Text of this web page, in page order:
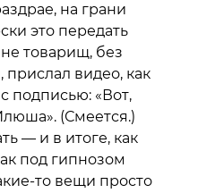
на грани
это передать
товарищ, без
видео, как
подписью: «Вот,
(Смеется.)
— и в итоге, как
под гипнозом
то вещи просто